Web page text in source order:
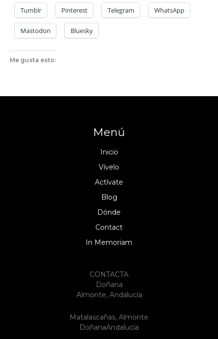
Tumblr Pinterest Telegram WhatsApp
Mastodon Bluesky
Me gusta esto:
Menú
Inicio
Vívelo
Actívate
Blog
Dónde
Contact
In Memoriam
CONTACTA
Doñana
Almonte, Andalucía
Matalascañas, Almonte
DoñanaAndalucía